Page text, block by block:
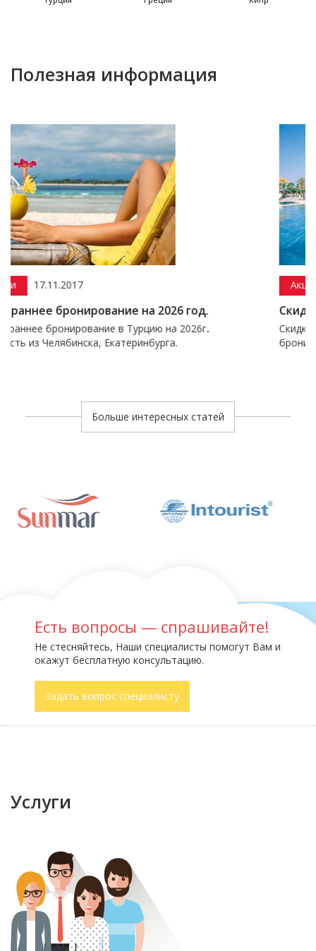
Полезная информация
на 2026 год.
в Турцию на 2026г.
Екатеринбурга.
15.12.2016
Скидка до 50% на
Скидка на отели Турции,
бронирование до 50%
Больше интересных статей
Есть вопросы — спрашивайте!
Не стесняйтесь, Наши специалисты помогут Вам и
окажут бесплатную консультацию.
Задать вопрос специалисту
Услуги